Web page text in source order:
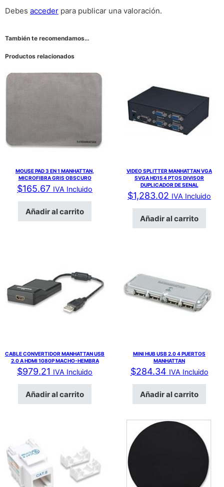
Debes acceder para publicar una valoración.
También te recomendamos…
Productos relacionados
MOUSE PAD 3 EN 1 MANHATTAN,
MICROFIBRA GRIS OBSCURO
$165.67 IVA Incluido
Añadir al carrito
VIDEO SPLITTER MANHATTAN VGA
SVGA HD15 4 PTOS DIVISOR
DUPLICADOR DE SENAL
$1,283.02 IVA Incluido
Añadir al carrito
CABLE CONVERTIDOR MANHATTAN USB
2.0 A HDMI 1080P MACHO-HEMBRA
$979.21 IVA Incluido
Añadir al carrito
MINI HUB USB 2.0 4 PUERTOS
MANHATTAN
$284.34 IVA Incluido
Añadir al carrito